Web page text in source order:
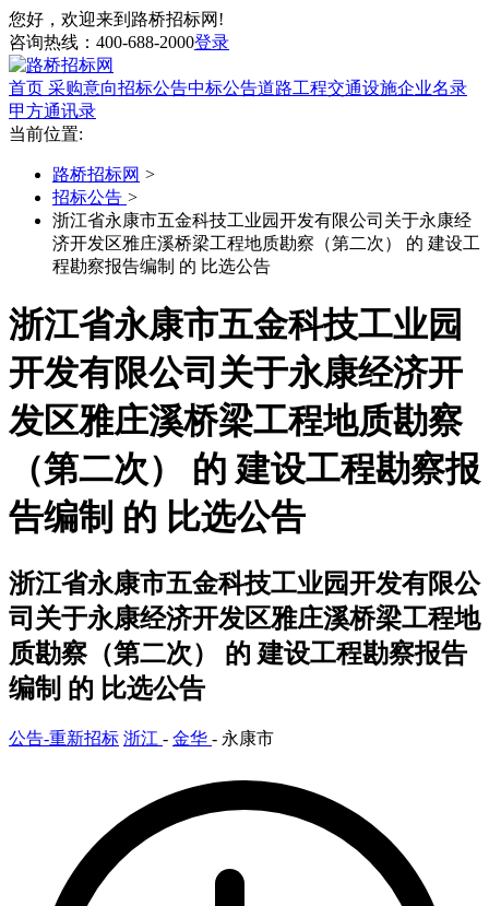
您好，欢迎来到路桥招标网!
咨询热线： 400-688-2000登录
首页 采购意向招标公告中标公告道路工程交通设施企业名录
甲方通讯录
当前位置:
路桥招标网 >
招标公告 >
浙江省永康市五金科技工业园开发有限公司关于永康经
济开发区雅庄溪桥梁工程地质勘察（第二次） 的 建设工
程勘察报告编制 的 比选公告
浙江省永康市五金科技工业园
开发有限公司关于永康经济开
发区雅庄溪桥梁工程地质勘察
（第二次） 的 建设工程勘察报
告编制 的 比选公告
浙江省永康市五金科技工业园开发有限公
司关于永康经济开发区雅庄溪桥梁工程地
质勘察（第二次） 的 建设工程勘察报告
编制 的 比选公告
公告-重新招标 浙江 - 金华 - 永康市